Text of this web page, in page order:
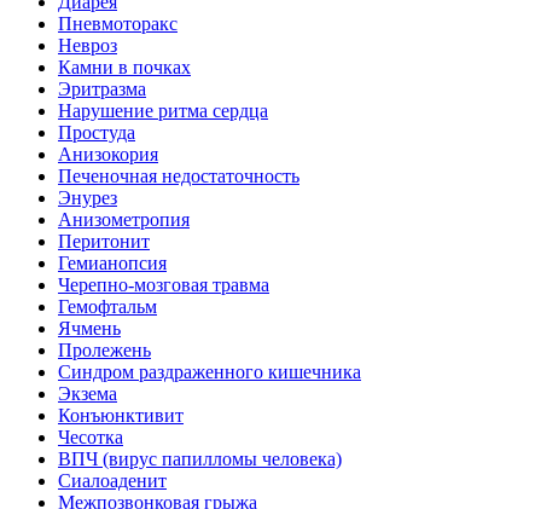
Пневмоторакс
Невроз
Камни в почках
Эритразма
Нарушение ритма сердца
Простуда
Анизокория
Печеночная недостаточность
Энурез
Анизометропия
Перитонит
Гемианопсия
Черепно-мозговая травма
Гемофтальм
Ячмень
Пролежень
Синдром раздраженного кишечника
Экзема
Конъюнктивит
Чесотка
ВПЧ (вирус папилломы человека)
Сиалоаденит
Межпозвонковая грыжа